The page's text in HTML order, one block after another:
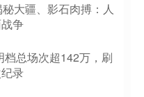
大疆、影石肉搏：人
争
总场次超142万，刷
录